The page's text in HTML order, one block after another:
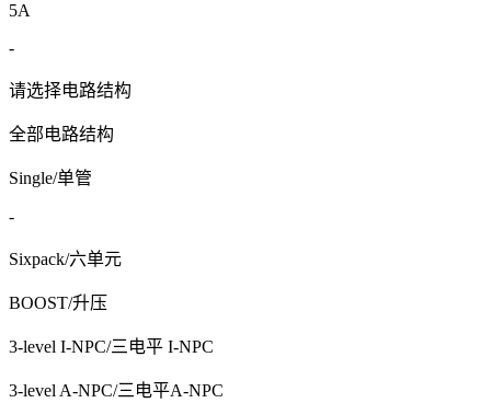
5A
-
请选择电路结构
全部电路结构
Single/单管
-
Sixpack/六单元
BOOST/升压
3-level I-NPC/三电平 I-NPC
3-level A-NPC/三电平A-NPC